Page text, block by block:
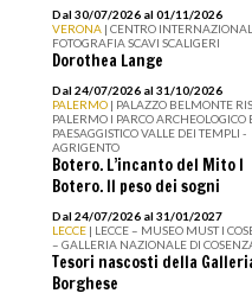
Dal 30/07/2026 al 01/11/2026
VERONA | CENTRO
FOTOGRAFIA SCAVI SCALIGERI
Dorothea Lange
Dal 24/07/2026 al 31/10/2026
PALERMO | PALAZZO BELMONTE
PALERMO I PARCO ARCHEOLOGICO
PAESAGGISTICO VALLE DEI TEMPLI -
AGRIGENTO
Botero. L’incanto del Mito I
Botero. Il peso dei sogni
Dal 24/07/2026 al 31/01/2027
LECCE | LECCE – MUSEO MUST I
– GALLERIA NAZIONALE DI
Tesori nascosti della
Borghese